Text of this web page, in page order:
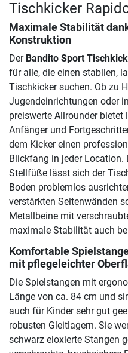
Tischkicker
Maximale Stabilität
Konstruktion
Der Bandito Sport
für alle, die einen stabilen,
Tischkicker suchen. Ob zu
Jugendeinrichtungen oder
preiswerte Allrounder
Anfänger und
dem Kicker einen
Blickfang in jeder Location.
Stellfüße lässt sich der
Boden problemlos
verstärkten Seitenwänden
Metallbeine mit
maximale Stabilität auch
Komfortable
mit pflegeleichter
Die Spielstangen mit
Länge von ca. 84 cm und
auch für Kinder sehr gut
robusten Gleitlagern. Sie
schwarz eloxierte Stangen